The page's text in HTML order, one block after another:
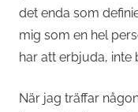
det enda som
mig som en hel
har att erbjuda, inte
När jag träffar